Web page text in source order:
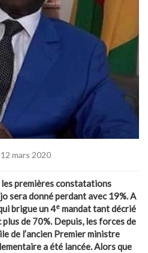
mars 2020
premières constatations
sera donné perdant avec 19%. A
brigue un 4e mandat tant décrié
de 70%. Depuis, les forces de
de l’ancien Premier ministre
a été lancée. Alors que